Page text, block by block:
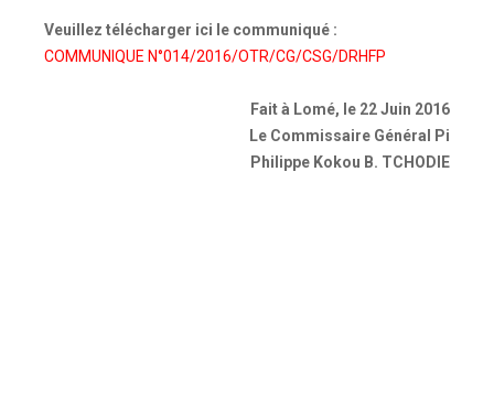
Veuillez télécharger ici le communiqué :
COMMUNIQUE N°014/2016/OTR/CG/CSG/DRHFP
Fait à Lomé, le 22 Juin 2016
Le Commissaire Général Pi
Philippe Kokou B. TCHODIE